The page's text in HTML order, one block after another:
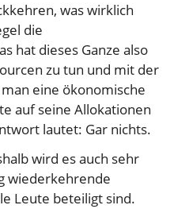
was wirklich
die
hat dieses Ganze also
zu tun und mit der
eine ökonomische
auf seine Allokationen
lautet: Gar nichts.
wird es auch sehr
wiederkehrende
Leute beteiligt sind.